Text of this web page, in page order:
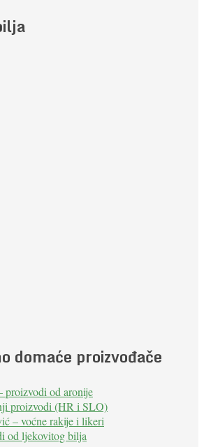
domaće proizvođače
od aronije
proizvodi (HR i SLO)
– voćne rakije i likeri
od ljekovitog bilja